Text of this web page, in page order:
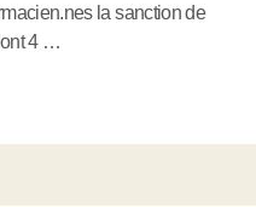
la sanction de
4 …